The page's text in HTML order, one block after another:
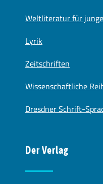
Weltliteratur für
Lyrik
Zeitschriften
Wissenschaftliche
Dresdner Schrift-
Der Verlag